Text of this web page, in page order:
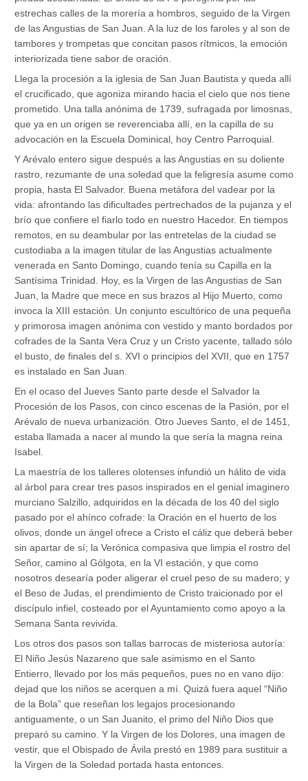
estrechas calles de la morería a hombros, seguido de la Virgen
de las Angustias de San Juan. A la luz de los faroles y al son de
tambores y trompetas que concitan pasos rítmicos, la emoción
interiorizada tiene sabor de oración.
Llega la procesión a la iglesia de San Juan Bautista y queda allí
el crucificado, que agoniza mirando hacia el cielo que nos tiene
prometido. Una talla anónima de 1739, sufragada por limosnas,
que ya en un origen se reverenciaba allí, en la capilla de su
advocación en la Escuela Dominical, hoy Centro Parroquial.
Y Arévalo entero sigue después a las Angustias en su doliente
rastro, rezumante de una soledad que la feligresía asume como
propia, hasta El Salvador. Buena metáfora del vadear por la
vida: afrontando las dificultades pertrechados de la pujanza y el
brío que confiere el fiarlo todo en nuestro Hacedor. En tiempos
remotos, en su deambular por las entretelas de la ciudad se
custodiaba a la imagen titular de las Angustias actualmente
venerada en Santo Domingo, cuando tenía su Capilla en la
Santísima Trinidad. Hoy, es la Virgen de las Angustias de San
Juan, la Madre que mece en sus brazos al Hijo Muerto, como
invoca la XIII estación. Un conjunto escultórico de una pequeña
y primorosa imagen anónima con vestido y manto bordados por
cofrades de la Santa Vera Cruz y un Cristo yacente, tallado sólo
el busto, de finales del s. XVI o principios del XVII, que en 1757
es instalado en San Juan.
En el ocaso del Jueves Santo parte desde el Salvador la
Procesión de los Pasos, con cinco escenas de la Pasión, por el
Arévalo de nueva urbanización. Otro Jueves Santo, el de 1451,
estaba llamada a nacer al mundo la que sería la magna reina
Isabel.
La maestría de los talleres olotenses infundió un hálito de vida
al árbol para crear tres pasos inspirados en el genial imaginero
murciano Salzillo, adquiridos en la década de los 40 del siglo
pasado por el ahínco cofrade: la Oración en el huerto de los
olivos, donde un ángel ofrece a Cristo el cáliz que deberá beber
sin apartar de sí; la Verónica compasiva que limpia el rostro del
Señor, camino al Gólgota, en la VI estación, y que como
nosotros desearía poder aligerar el cruel peso de su madero; y
el Beso de Judas, el prendimiento de Cristo traicionado por el
discípulo infiel, costeado por el Ayuntamiento como apoyo a la
Semana Santa revivida.
Los otros dos pasos son tallas barrocas de misteriosa autoría:
El Niño Jesús Nazareno que sale asimismo en el Santo
Entierro, llevado por los más pequeños, pues no en vano dijo:
dejad que los niños se acerquen a mí. Quizá fuera aquel “Niño
de la Bola” que reseñan los legajos procesionando
antiguamente, o un San Juanito, el primo del Niño Dios que
preparó su camino. Y la Virgen de los Dolores, una imagen de
vestir, que el Obispado de Ávila prestó en 1989 para sustituir a
la Virgen de la Soledad portada hasta entonces.